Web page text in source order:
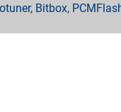
Bitbox,